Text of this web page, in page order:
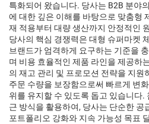
특화되어 왔습니다. 당사는 B2B 분야
에 대한 깊은 이해를 바탕으로 맞춤형
재 적용부터 대량 생산까지 안정적인
당사의 핵심 경쟁력은 대형 슈퍼마켓
브랜드가 엄격하게 요구하는 기준을
며 비용 효율적인 제품 라인을 제공하
의 재고 관리 및 프로모션 전략을 지원
주문 수량을 보장함으로써 빠르게 변
위를 유지할 수 있도록 돕고 있습니다.
근 방식을 활용하여, 당사는 단순한 공
포트폴리오 강화와 지속 가능성 목표